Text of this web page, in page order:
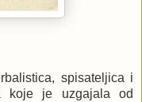
spisateljica i
koje je uzgajala od